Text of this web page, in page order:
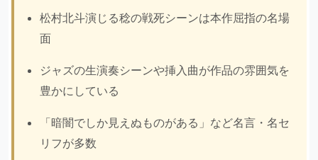
松村北斗演じる稔の戦死シーンは本作屈指の名場
面
ジャズの生演奏シーンや挿入曲が作品の雰囲気を
豊かにしている
「暗闇でしか見えぬものがある」など名言・名セ
リフが多数